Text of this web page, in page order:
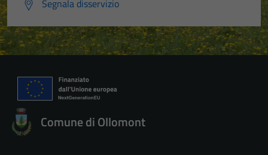
Segnala disservizio
Comune di Ollomont